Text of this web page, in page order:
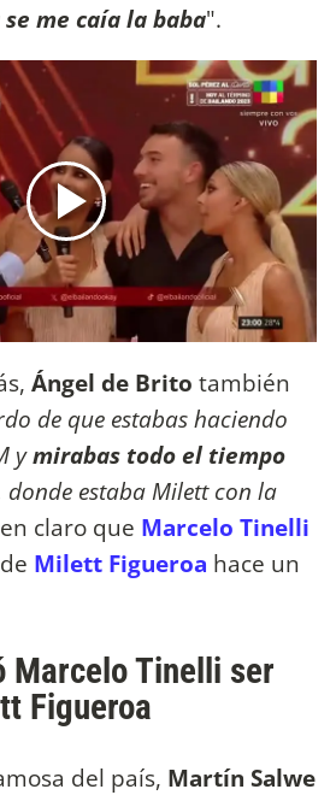
me caía la baba".
Ángel de Brito también
de que estabas haciendo
ymirabas todo el tiempo
donde estaba Milett con la
claro que Marcelo Tinelli
Milett Figueroa hace un
Marcelo Tinelli ser
Figueroa
del país, Martín Salwe